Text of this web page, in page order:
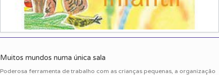
Muitos mundos numa única sala
Poderosa ferramenta de trabalho com as crianças pequenas, a organização